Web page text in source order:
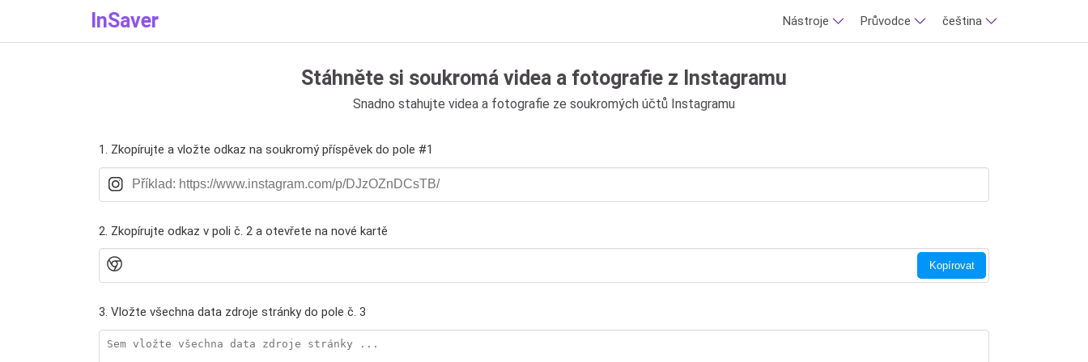
InSaver Nástroje Průvodce čeština
Stáhněte si soukromá videa a fotografie z Instagramu
Snadno stahujte videa a fotografie ze soukromých účtů Instagramu
1. Zkopírujte a vložte odkaz na soukromý příspěvek do pole #1
2. Zkopírujte odkaz v poli č. 2 a otevřete na nové kartě
Kopírovat
3. Vložte všechna data zdroje stránky do pole č. 3